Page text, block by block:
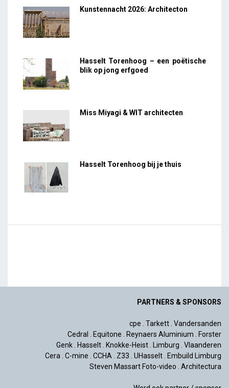
Kunstennacht 2026: Architecton
Hasselt Torenhoog – een poëtische
blik op jong erfgoed
Miss Miyagi & WIT architecten
Hasselt Torenhoog bij je thuis
PARTNERS & SPONSORS
cpe Tarkett Vandersanden
Cedral
Equitone Reynaers Aluminium
Forster
Genk
Hasselt Knokke-Heist Limburg
Vlaanderen
Cera
C-mine CCHA Z33 UHasselt
Embuild Limburg
Steven Massart Foto-video
Architectura